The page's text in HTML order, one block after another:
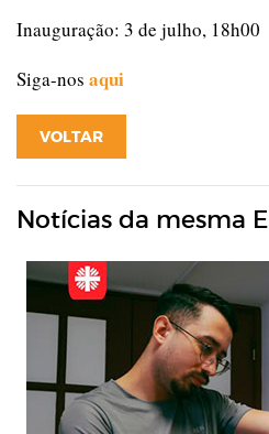
Inauguração: 3 de julho, 18h00
Siga-nos aqui
VOLTAR
Notícias da mesma